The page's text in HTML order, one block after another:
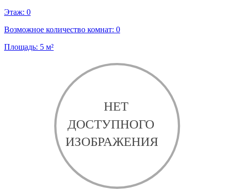
Этаж: 0
Возможное количество комнат: 0
Площадь: 5 м²